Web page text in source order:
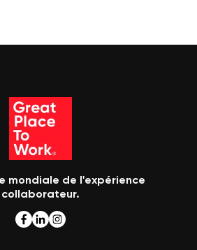
mondiale de l'expérience
collaborateur.